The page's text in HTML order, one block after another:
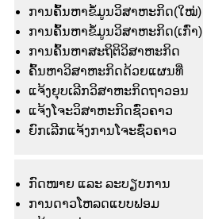
ການຄົ້ນຫາຂໍ້ມູນວິສາຫະກິດ(ໃໝ່)
ການຄົ້ນຫາຂໍ້ມູນວິສາຫະກິດ(ເກົ່າ)
ການຄົ້ນຫາສະຖິຕິວິສາຫະກິດ
ຄົ້ນຫາວິສາຫະກິດດ້ວຍແຜນທີ່
ແຈ້ງຍຸບເລີກວິສາຫະກິດຖາວອນ
ແຈ້ງໂຈະວິສາຫະກິດຊົ່ວຄາວ
ຍົກເລີກແຈ້ງການໂຈະຊົ່ວຄາວ
ກົດໜາຍ ແລະ ລະບຽບການ
ການດາວໂຫລດແບບຟອມ